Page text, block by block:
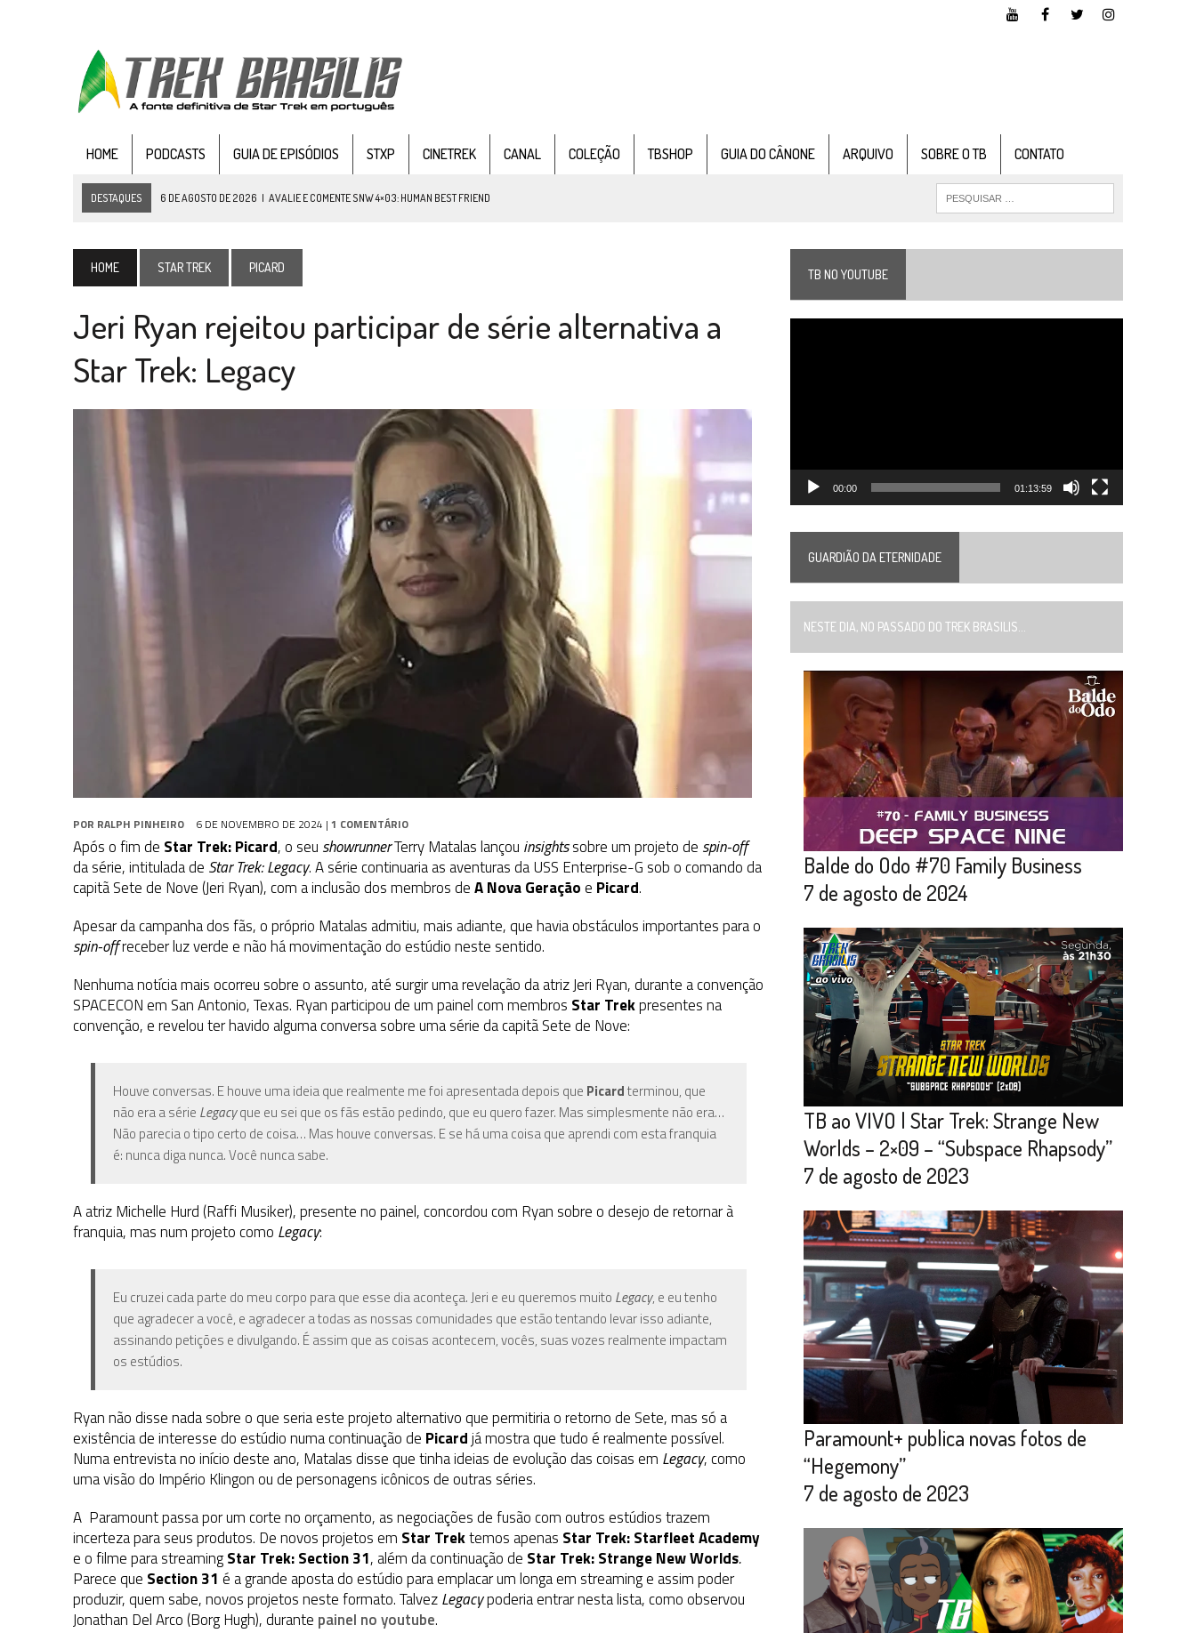
HOME PODCASTS GUIA DE EPISÓDIOS STXP CINETREK CANAL COLEÇÃO TBSHOP GUIA DO CÂNONE ARQUIVO SOBRE O TB CONTATO
DESTAQUES 6 DE AGOSTO DE 2026 | AVALIE E COMENTE SNW 4×03: HUMAN BEST FRIEND
3 DE AGOSTO DE 2026 | VEJA FOTOS DO TERCEIRO EPISÓDIO DA 4ª TEMPORADA DE STRANGE NEW WORDS
3 DE AGOSTO DE 2026 PARAMOUNT E CBS DERRUBAM NOVO VÍDEO DO FILME DE FÃS AXANAR HORAS APÓS ESTREIA
2 DE AGOSTO DE 2026 TB AO VIVO | STAR TREK: STRANGE NEW WORLDS – “THE GRIFFIN INCIDENT” (4×02)
1 DE AGOSTO DE 2026 ELENCO DE STRANGE NEW WORLDS ENCARA O FIM DE UMA ERA NA SDCC
COLEÇÃO TREK BRASILIS JÁ DISPONÍVEL EM PRÉ-VENDA!
NOVA TEMPORADA DETHE CENTER SEAT , SÉRIE DOCUMENTAL DESTAR TREK, CHEGA EM 8 DE SETEMBRO
HOME STAR TREK PICARD
Jeri Ryan rejeitou participar de série alternativa a
Star Trek: Legacy
POR RALPH PINHEIRO 6 DE NOVEMBRO DE 2024 | 1 COMENTÁRIO
Após o fim de Star Trek: Picard, o seu showrunnerTerry Matalas lançou insightssobre um projeto de spin-off
da série, intitulada de Star Trek: Legacy. A série continuaria as aventuras da USS Enterprise-G sob o comando da
capitã Sete de Nove (Jeri Ryan), com a inclusão dos membros deA Nova Geraçãoe Picard.
Apesar da campanha dos fãs, o próprio Matalas admitiu, mais adiante, que havia obstáculos importantes para o
spin-offreceber luz verde e não há movimentação do estúdio neste sentido.
Nenhuma notícia mais ocorreu sobre o assunto, até surgir uma revelação da atriz Jeri Ryan, durante a convenção
SPACECON em San Antonio, Texas. Ryan participou de um painel com membros Star Trekpresentes na
convenção, e revelou ter havido alguma conversa sobre uma série da capitã Sete de Nove:
Houve conversas. E houve uma ideia que realmente me foi apresentada depois que Picardterminou, que
não era a série Legacyque eu sei que os fãs estão pedindo, que eu quero fazer. Mas simplesmente não era…
Não parecia o tipo certo de coisa… Mas houve conversas. E se há uma coisa que aprendi com esta franquia
é: nunca diga nunca. Você nunca sabe.
A atriz Michelle Hurd (Raffi Musiker), presente no painel, concordou com Ryan sobre o desejo de retornar à
franquia, mas num projeto como Legacy:
Eu cruzei cada parte do meu corpo para que esse dia aconteça. Jeri e eu queremos muito Legacy, e eu tenho
que agradecer a você, e agradecer a todas as nossas comunidades que estão tentando levar isso adiante,
assinando petições e divulgando. É assim que as coisas acontecem, vocês, suas vozes realmente impactam
os estúdios.
Ryan não disse nada sobre o que seria este projeto alternativo que permitiria o retorno de Sete, mas só a
existência de interesse do estúdio numa continuação de Picardjá mostra que tudo é realmente possível.
Numa entrevista no início deste ano, Matalas disse que tinha ideias de evolução das coisas em Legacy, como
uma visão do Império Klingon ou de personagens icônicos de outras séries.
A Paramount passa por um corte no orçamento, as negociações de fusão com outros estúdios trazem
incerteza para seus produtos. De novos projetos em Star Trektemos apenas Star Trek: Starfleet Academy
e o filme para streamingStar Trek: Section 31, além da continuação de Star Trek: Strange New Worlds.
Parece que Section 31 é a grande aposta do estúdio para emplacar um longa em streaming e assim poder
produzir, quem sabe, novos projetos neste formato. TalvezLegacypoderia entrar nesta lista, como observou
Jonathan Del Arco (Borg Hugh), durante painel no youtube.
TB NO YOUTUBE
00:00 01:13:59
GUARDIÃO DA ETERNIDADE
NESTE DIA, NO PASSADO DO TREK BRASILIS...
Balde do Odo #70 Family Business
7 de agosto de 2024
TB ao VIVO | Star Trek: Strange New
Worlds – 2×09 – “Subspace Rhapsody”
7 de agosto de 2023
Paramount+ publica novas fotos de
“Hegemony”
7 de agosto de 2023